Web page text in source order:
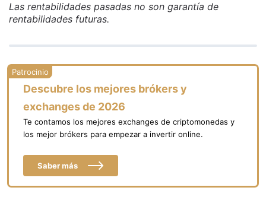
Las rentabilidades pasadas no son garantía de
rentabilidades futuras.
Descubre los mejores brókers y
exchanges de 2026
Te contamos los mejores exchanges de criptomonedas y
los mejor brókers para empezar a invertir online.
Saber más